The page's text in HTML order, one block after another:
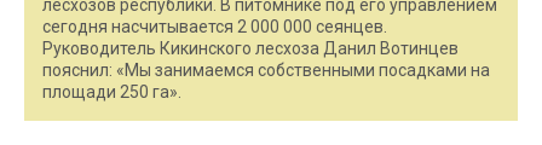
лесхозов республики. В питомнике под его управлением
сегодня насчитывается 2 000 000 сеянцев.
Руководитель Кикинского лесхоза Данил Вотинцев
пояснил: «Мы занимаемся собственными посадками на
площади 250 га».